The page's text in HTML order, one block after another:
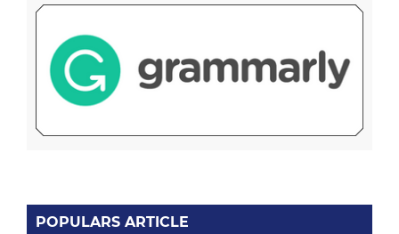
POPULARS ARTICLE